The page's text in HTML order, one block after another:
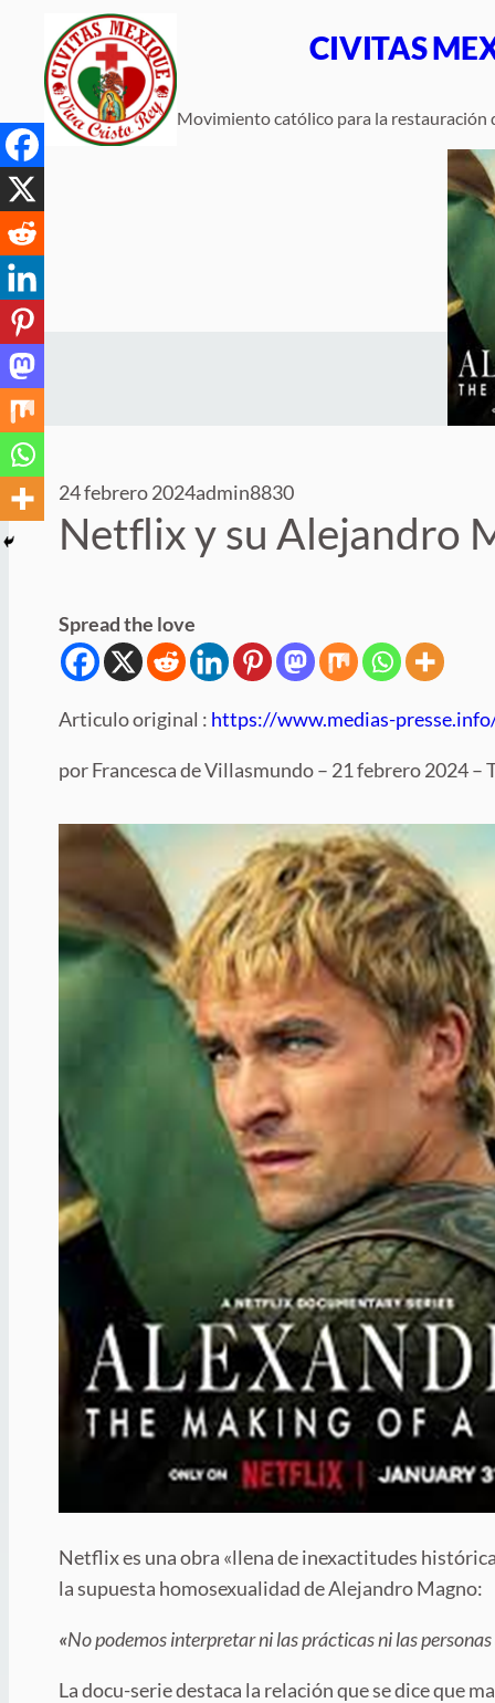
contenido
CIVITAS
Movimiento católico para la restauración
24 febrero 2024admin8830
Netflix y su Alejandro
Spread the love
Articulo original : https://www.medias-
por Francesca de Villasmundo – 21 febrero 2024 –
Netflix es una obra «llena de inexactitudes
la supuesta homosexualidad de Alejandro Magno:
«No podemos interpretar ni las prácticas ni las
La docu-serie destaca la relación que se dice que